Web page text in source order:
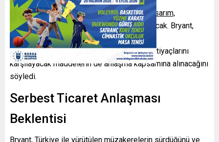
Yeni ilişki kapsamında, hizmetler, eğitim, tasarım,
reklamcılık ve dijital sektörlerön plana çıkacak. Bryant,
sadece geleneksel ticaret kalemlerine
odaklanılmayacağını; modern ekonominin ihtiyaçlarını
karşılayacak maddelerin de anlaşma kapsamına alınacağını
söyledi.
Serbest Ticaret Anlaşması
Beklentisi
Bryant, Türkiye ile yürütülen müzakerelerin sürdüğünü ve